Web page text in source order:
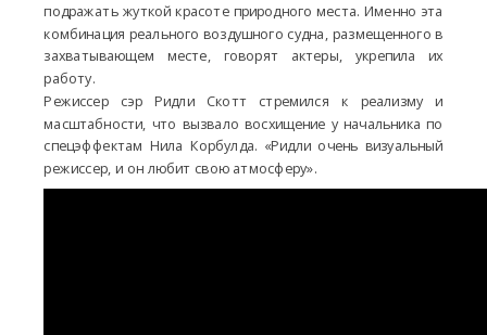
подражать жуткой красоте природного места. Именно эта
комбинация реального воздушного судна, размещенного в
захватывающем месте, говорят актеры, укрепила их
работу.
Режиссер сэр Ридли Скотт стремился к реализму и
масштабности, что вызвало восхищение у начальника по
спецэффектам Нила Корбулда. «Ридли очень визуальный
режиссер, и он любит свою атмосферу».